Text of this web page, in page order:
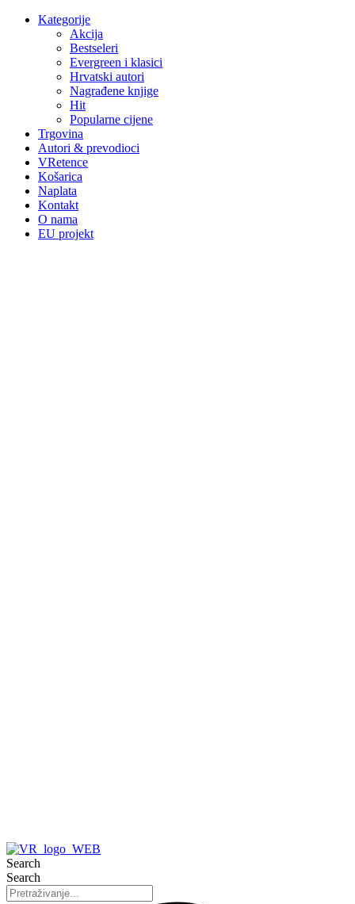
Kategorije
Akcija
Bestseleri
Evergreen i klasici
Hrvatski autori
Nagrađene knjige
Hit
Popularne cijene
Trgovina
Autori & prevodioci
VRetence
Košarica
Naplata
Kontakt
O nama
EU projekt
Search
Search